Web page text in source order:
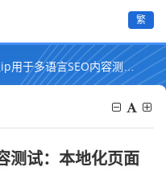
繁
多语言SEO内容测试：本地化页面检测方案
测试：本地化页面